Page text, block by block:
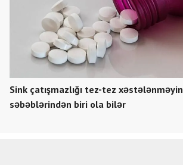
Sink çatışmazlığı tez-tez xəstələnməyin
səbəblərindən biri ola bilər